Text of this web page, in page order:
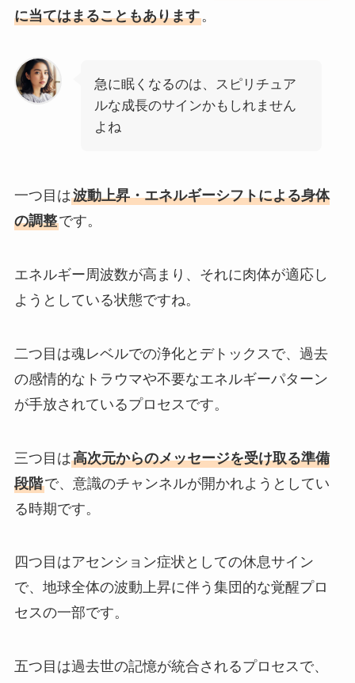
に当てはまることもあります。
急に眠くなるのは、スピリチュア
ルな成長のサインかもしれません
よね
一つ目は波動上昇・エネルギーシフトによる身体
の調整です。
エネルギー周波数が高まり、それに肉体が適応し
ようとしている状態ですね。
二つ目は魂レベルでの浄化とデトックスで、過去
の感情的なトラウマや不要なエネルギーパターン
が手放されているプロセスです。
三つ目は高次元からのメッセージを受け取る準備
段階で、意識のチャンネルが開かれようとしてい
る時期です。
四つ目はアセンション症状としての休息サイン
で、地球全体の波動上昇に伴う集団的な覚醒プロ
セスの一部です。
五つ目は過去世の記憶が統合されるプロセスで、